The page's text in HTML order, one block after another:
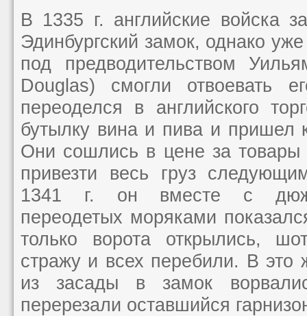
В 1335 г. английские войска
Эдинбургский замок, однако
под предводительством
Douglas) смогли отвоевать
переоделся в английского
бутылку вина и пива и пришел
Они сошлись в цене за
привезти весь груз
1341 г. он вместе с
переодетых моряками
только ворота открылись,
стражу и всех перебили. В это
из засады в замок
перерезали оставшийся